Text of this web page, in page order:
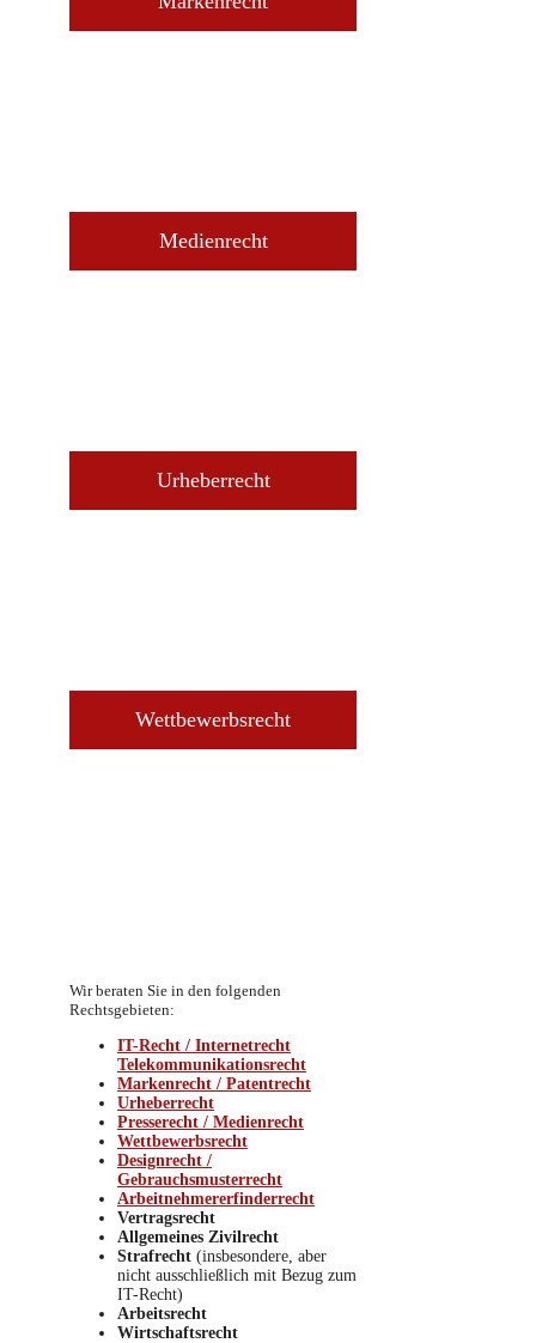
Medienrecht
Urheberrecht
Wettbewerbsrecht
Wir beraten Sie in den folgenden
Rechtsgebieten:
IT-Recht / Internetrecht
Telekommunikationsrecht
Markenrecht / Patentrecht
Urheberrecht
Presserecht / Medienrecht
Wettbewerbsrecht
Designrecht /
Gebrauchsmusterrecht
Arbeitnehmererfinderrecht
Vertragsrecht
Allgemeines Zivilrecht
Strafrecht (insbesondere, aber
nicht ausschließlich mit Bezug zum
IT-Recht)
Arbeitsrecht
Wirtschaftsrecht